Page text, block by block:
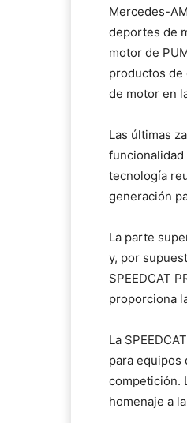
Mercedes-
deportes de
motor de
productos
de motor en
Las últimas
funcionalidad
tecnología
generación
La parte
y, por
SPEEDCAT
proporciona
La
para equipos
competición.
homenaje a